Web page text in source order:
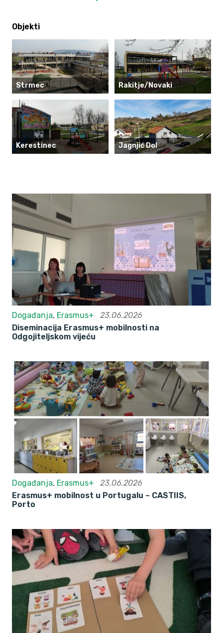
Objekti
Strmec Rakitje/Novaki
Kerestinec Jagnjić Dol
Događanja, Erasmus+
23.06.2026
Diseminacija Erasmus+ mobilnosti na
Odgojiteljskom vijeću
Događanja, Erasmus+
23.06.2026
Erasmus+ mobilnost u Portugalu – CASTIIS,
Porto